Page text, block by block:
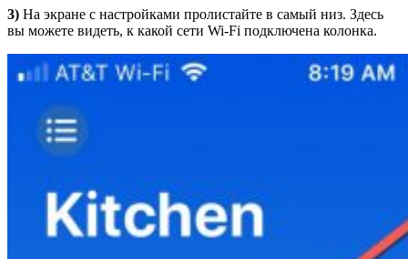
3) На экране с настройками пролистайте в самый низ. Здесь
вы можете видеть, к какой сети Wi-Fi подключена колонка.